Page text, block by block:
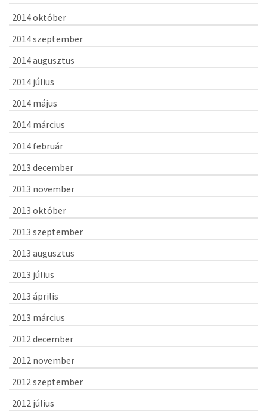
2014 október
2014 szeptember
2014 augusztus
2014 július
2014 május
2014 március
2014 február
2013 december
2013 november
2013 október
2013 szeptember
2013 augusztus
2013 július
2013 április
2013 március
2012 december
2012 november
2012 szeptember
2012 július